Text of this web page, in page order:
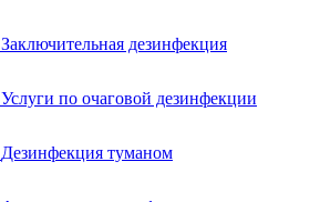
Заключительная дезинфекция
Услуги по очаговой дезинфекции
Дезинфекция туманом